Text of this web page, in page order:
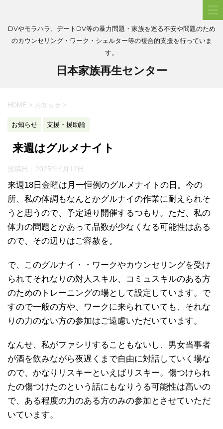
DVやモラハラ、デートDV等の暴力問題・家族を巡る不安や問題のため
のカウンセリング・ワーク・シェルター等の複合的支援を行っていま
す。
日本家族再生センター
HOME > お知らせ >
お知らせ 支援・援助論
来週はグルメナイト
投稿日： 2025年4月12日
来週18日金曜は月一恒例のグルメナイトの日。今の
所、私の体調もなんとかグルナイの作業に耐えられそ
うと思うので、予定通り開催するつもり。ただ、私の
体力の問題とかあって品数が少なくなる可能性はある
ので、その辺りはご容赦を。
で、このグルナイ・・ワークやカウンセリングを受け
られてそれなりの対人スキル、コミュスキルのある方
のためのトレーニングの場として設定しています。で
すので一般の方や、ワークに来られていても、それな
りの力のない方の参加はご遠慮いただいています。
なんせ、私がファシリすることもないし、男女当事者
が酒を飲みながら夜遅くまで自由に対話していく場な
ので、かなりリスキーといえばリスキー。傷つけられ
たの傷つけたのという話にもなりうる可能性は高いの
で、ある程度の力のある方のみの参加とさせていただ
いています。